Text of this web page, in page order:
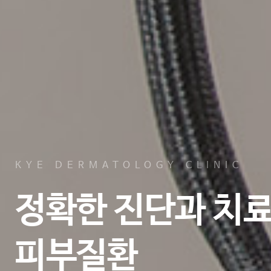
KYE DERMATOLOGY CLINIC
정확한 진단과 치
피부질환